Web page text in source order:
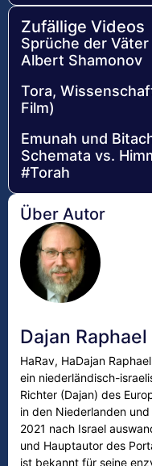
Zufällige Videos
Sprüche der Väter
Albert Shamonov
Tora,
Film)
Emunah und
Schemata vs.
#Torah
Über Autor
Dajan
HaRav, HaDajan
ein niederländisch-
Richter (Dajan) des
in den Niederlanden
2021 nach Israel
und Hauptautor des
ist bekannt für seine